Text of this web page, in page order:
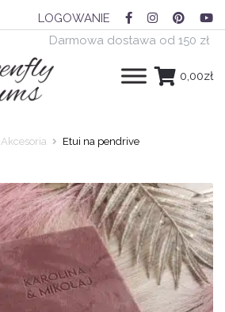
LOGOWANIE
tradycyjne
kieszeniowe
Albumy
harmonijka
AkcesoriaRozwiń
0,00zł
Darmowa dostawa od 150 zł
Akcesoria Etui na pendrive